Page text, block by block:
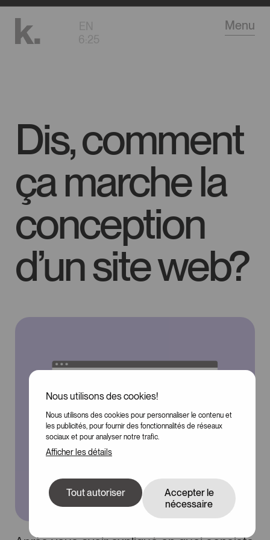
Nous utilisons des cookies!
Nous utilisons des cookies pour personnaliser le contenu et
les publicités, pour fournir des fonctionnalités de réseaux
sociaux et pour analyser notre trafic.
Afficher les détails
Tout autoriser
Accepter le
nécessaire
100
contenu
EN
6:25
Menu
Dis, comment
ça marche la
conception
d’un site web?